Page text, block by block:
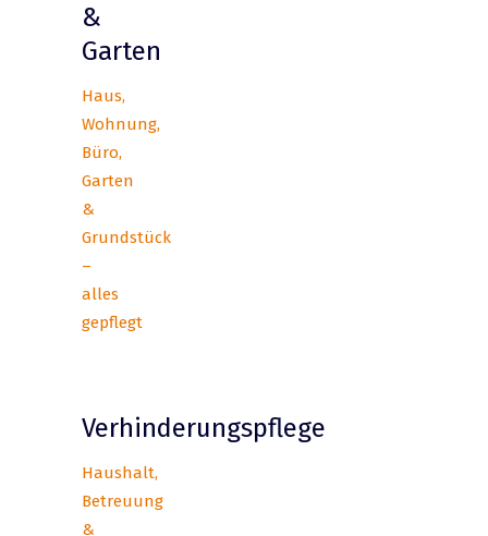
&
Garten
Haus,
Wohnung,
Büro,
Garten
&
Grundstück
–
alles
gepflegt
Verhinderungspflege
Haushalt,
Betreuung
&